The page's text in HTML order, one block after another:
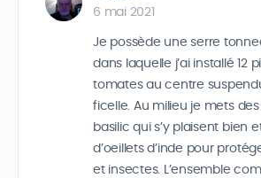
6 mai 2021
Je possède une serre
dans laquelle j’ai installé 12
tomates au centre
ficelle. Au milieu je mets
basilic qui s’y plaisent bien
d’oeillets d’inde pour
et insectes. L’ensemble